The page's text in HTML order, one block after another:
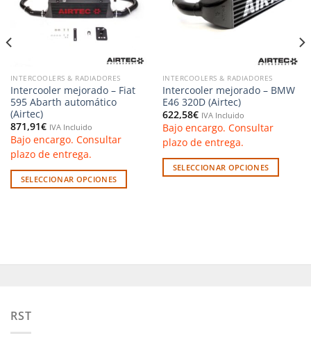
INTERCOOLERS & RADIADORES
Intercooler mejorado – Fiat
595 Abarth automático
(Airtec)
871,91€ IVA Incluido
Bajo encargo. Consultar
plazo de entrega.
SELECCIONAR OPCIONES
Las
pueden
INTERCOOLERS & RADIADORES
Intercooler mejorado – BMW
E46 320D (Airtec)
622,58€ IVA Incluido
Bajo encargo. Consultar
plazo de entrega.
SELECCIONAR OPCIONES
RST